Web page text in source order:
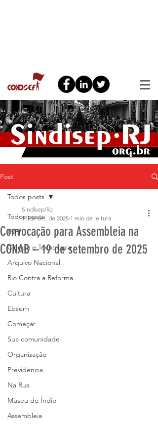
Post
Todos posts
INPI
Ciência e Tecnologia
Arquivo Nacional
Rio Contra a Reforma
Cultura
Ebserh
Começar
Sua comunidade
Organização
Previdencia
Na Rua
Museu do Índio
Assembleia
Todos posts
Convocação para Assembleia na
CONAB – 19 de setembro de 2025
Sindisep/RJ
17 de set. de 2025 1 min de leitura